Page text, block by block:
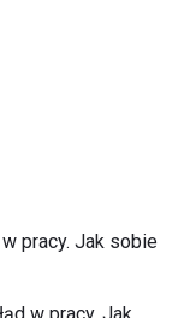
pracy. Jak sobie